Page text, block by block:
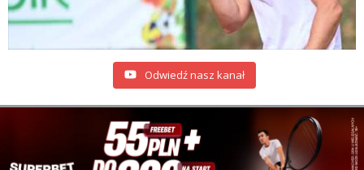
Odwiedź nasz kanał